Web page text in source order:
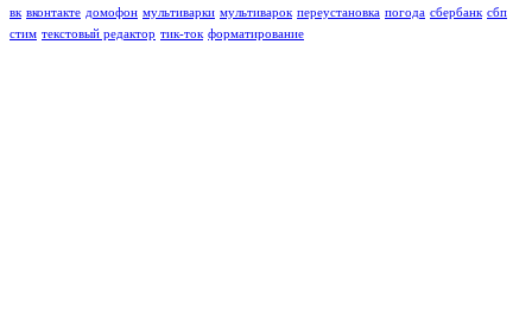
вк вконтакте домофон мультиварки мультиварок переустановка погода сбербанк сбп
стим текстовый редактор тик-ток форматирование